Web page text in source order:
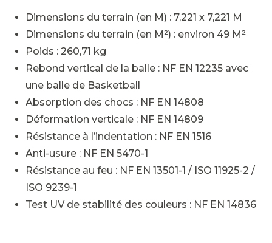
Dimensions du terrain (en M) : 7,221 x 7,221 M
Dimensions du terrain (en M²) : environ 49 M²
Poids : 260,71 kg
Rebond vertical de la balle : NF EN 12235 avec
une balle de Basketball
Absorption des chocs : NF EN 14808
Déformation verticale : NF EN 14809
Résistance à l’indentation : NF EN 1516
Anti-usure : NF EN 5470-1
Résistance au feu : NF EN 13501-1 / ISO 11925-2 /
ISO 9239-1
Test UV de stabilité des couleurs : NF EN 14836